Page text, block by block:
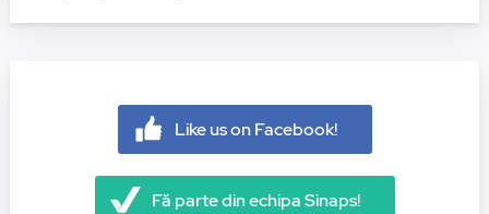
Fă parte din echipa Sinaps!
Like us on Facebook!